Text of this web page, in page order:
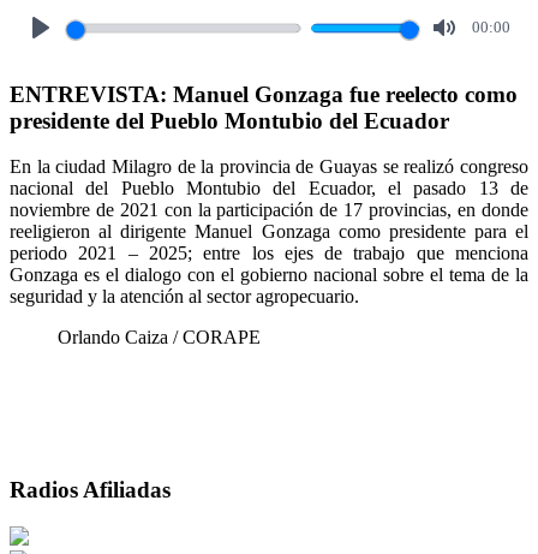
00:00
ENTREVISTA: Manuel Gonzaga fue reelecto como
presidente del Pueblo Montubio del Ecuador
En la ciudad Milagro de la provincia de Guayas se realizó congreso
nacional del Pueblo Montubio del Ecuador, el pasado 13 de
noviembre de 2021 con la participación de 17 provincias, en donde
reeligieron al dirigente Manuel Gonzaga como presidente para el
periodo 2021 – 2025; entre los ejes de trabajo que menciona
Gonzaga es el dialogo con el gobierno nacional sobre el tema de la
seguridad y la atención al sector agropecuario.
Orlando Caiza / CORAPE
Radios Afiliadas